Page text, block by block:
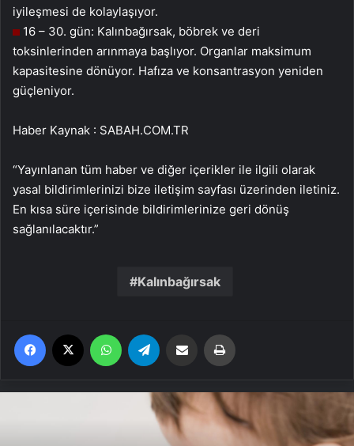
iyileşmesi de kolaylaşıyor.
16 – 30. gün: Kalınbağırsak, böbrek ve deri
toksinlerinden arınmaya başlıyor. Organlar maksimum
kapasitesine dönüyor. Hafıza ve konsantrasyon yeniden
güçleniyor.
Haber Kaynak : SABAH.COM.TR
“Yayınlanan tüm haber ve diğer içerikler ile ilgili olarak
yasal bildirimlerinizi bize iletişim sayfası üzerinden iletiniz.
En kısa süre içerisinde bildirimlerinize geri dönüş
sağlanılacaktır.”
Kalınbağırsak
Facebook WhatsApp Email'den paylaş